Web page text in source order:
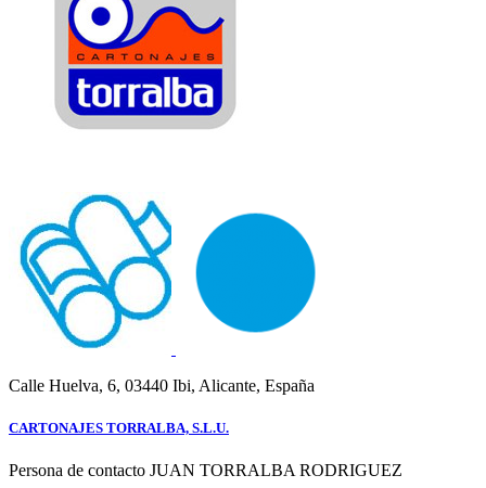
Calle Huelva, 6, 03440 Ibi, Alicante, España
CARTONAJES TORRALBA, S.L.U.
Persona de contacto JUAN TORRALBA RODRIGUEZ